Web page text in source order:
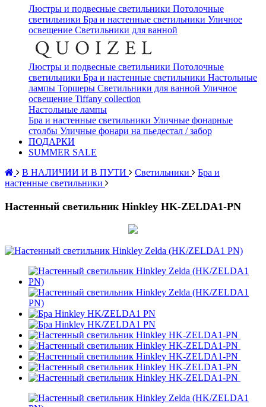
Люстры и подвесные светильники Потолочные
светильники Бра и настенные светильники Уличное
освещение Светильники для ванной
Люстры и подвесные светильники Потолочные
светильники Бра и настенные светильники Настольные
лампы Торшеры Светильники для ванной Уличное
освещение Tiffany collection
Настольные лампы
Бра и настенные светильники Уличные фонарные
столбы Уличные фонари на пьедестал / забор
ПОДАРКИ
SUMMER SALE
В НАЛИЧИИ И В ПУТИ
Светильники
Бра и
настенные светильники
Настенный светильник Hinkley HK-ZELDA1-PN